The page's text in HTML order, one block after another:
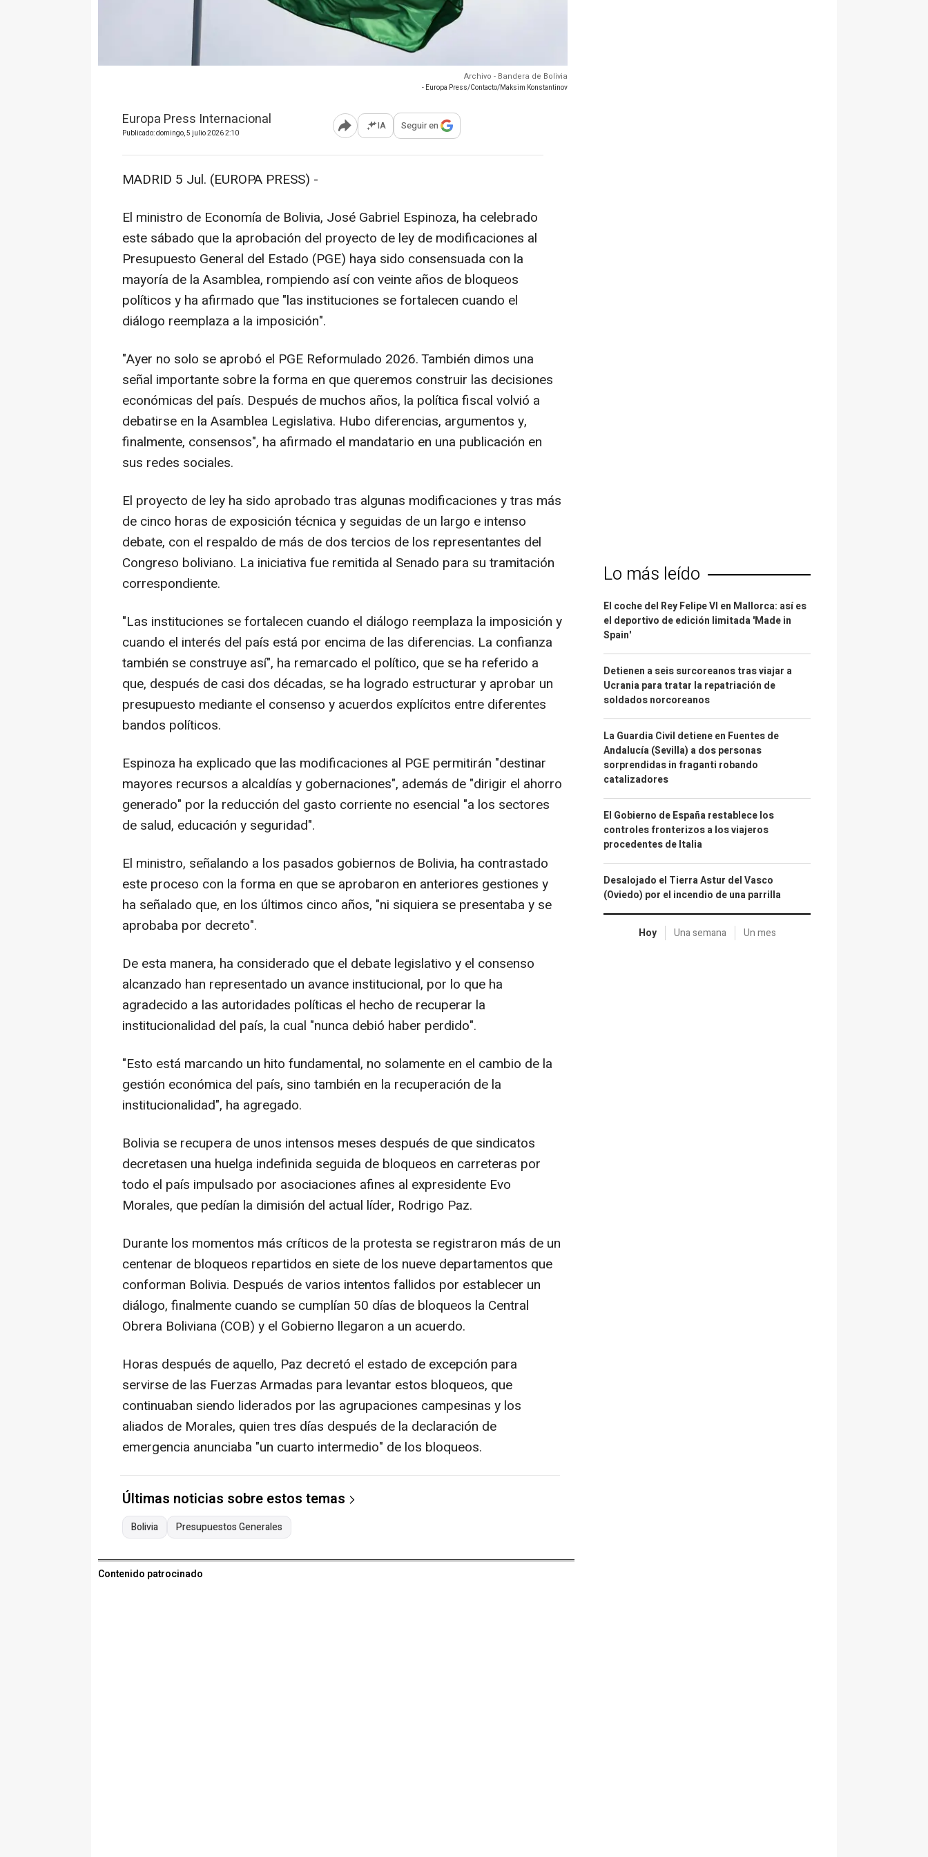
Archivo - Bandera de Bolivia
- Europa Press/Contacto/Maksim Konstantinov
Europa Press Internacional
Publicado: domingo, 5 julio 2026 2:10 Abrir opciones para compartir
IA Seguir en
MADRID 5 Jul. (EUROPA PRESS) -
El ministro de Economía de Bolivia, José Gabriel Espinoza, ha celebrado
este sábado que la aprobación del proyecto de ley de modificaciones al
Presupuesto General del Estado (PGE) haya sido consensuada con la
mayoría de la Asamblea, rompiendo así con veinte años de bloqueos
políticos y ha afirmado que "las instituciones se fortalecen cuando el
diálogo reemplaza a la imposición".
"Ayer no solo se aprobó el PGE Reformulado 2026. También dimos una
señal importante sobre la forma en que queremos construir las decisiones
económicas del país. Después de muchos años, la política fiscal volvió a
debatirse en la Asamblea Legislativa. Hubo diferencias, argumentos y,
finalmente, consensos", ha afirmado el mandatario en una publicación en
sus redes sociales.
El proyecto de ley ha sido aprobado tras algunas modificaciones y tras más
de cinco horas de exposición técnica y seguidas de un largo e intenso
debate, con el respaldo de más de dos tercios de los representantes del
Congreso boliviano. La iniciativa fue remitida al Senado para su tramitación
correspondiente.
"Las instituciones se fortalecen cuando el diálogo reemplaza la imposición y
cuando el interés del país está por encima de las diferencias. La confianza
también se construye así", ha remarcado el político, que se ha referido a
que, después de casi dos décadas, se ha logrado estructurar y aprobar un
presupuesto mediante el consenso y acuerdos explícitos entre diferentes
bandos políticos.
Espinoza ha explicado que las modificaciones al PGE permitirán "destinar
mayores recursos a alcaldías y gobernaciones", además de "dirigir el ahorro
generado" por la reducción del gasto corriente no esencial "a los sectores
de salud, educación y seguridad".
El ministro, señalando a los pasados gobiernos de Bolivia, ha contrastado
este proceso con la forma en que se aprobaron en anteriores gestiones y
ha señalado que, en los últimos cinco años, "ni siquiera se presentaba y se
aprobaba por decreto".
De esta manera, ha considerado que el debate legislativo y el consenso
alcanzado han representado un avance institucional, por lo que ha
agradecido a las autoridades políticas el hecho de recuperar la
institucionalidad del país, la cual "nunca debió haber perdido".
"Esto está marcando un hito fundamental, no solamente en el cambio de la
gestión económica del país, sino también en la recuperación de la
institucionalidad", ha agregado.
Bolivia se recupera de unos intensos meses después de que sindicatos
decretasen una huelga indefinida seguida de bloqueos en carreteras por
todo el país impulsado por asociaciones afines al expresidente Evo
Morales, que pedían la dimisión del actual líder, Rodrigo Paz.
Durante los momentos más críticos de la protesta se registraron más de un
centenar de bloqueos repartidos en siete de los nueve departamentos que
conforman Bolivia. Después de varios intentos fallidos por establecer un
diálogo, finalmente cuando se cumplían 50 días de bloqueos la Central
Obrera Boliviana (COB) y el Gobierno llegaron a un acuerdo.
Horas después de aquello, Paz decretó el estado de excepción para
servirse de las Fuerzas Armadas para levantar estos bloqueos, que
continuaban siendo liderados por las agrupaciones campesinas y los
aliados de Morales, quien tres días después de la declaración de
emergencia anunciaba "un cuarto intermedio" de los bloqueos.
Últimas noticias sobre estos temas
Bolivia Presupuestos Generales
Contenido patrocinado
Lo más leído
El coche del Rey Felipe VI en Mallorca: así es
el deportivo de edición limitada 'Made in
Spain'
Detienen a seis surcoreanos tras viajar a
Ucrania para tratar la repatriación de
soldados norcoreanos
La Guardia Civil detiene en Fuentes de
Andalucía (Sevilla) a dos personas
sorprendidas in fraganti robando
catalizadores
El Gobierno de España restablece los
controles fronterizos a los viajeros
procedentes de Italia
Desalojado el Tierra Astur del Vasco
(Oviedo) por el incendio de una parrilla
Hoy Una semana Un mes